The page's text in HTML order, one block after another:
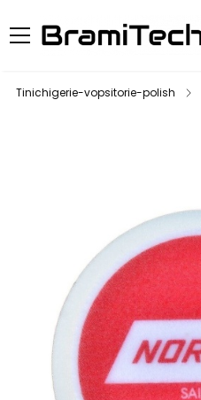
Tinichigerie-vopsitorie-polish